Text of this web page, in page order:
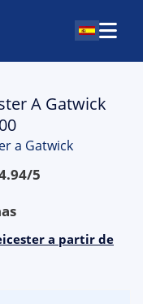
A Gatwick
a Gatwick
/5
a partir de